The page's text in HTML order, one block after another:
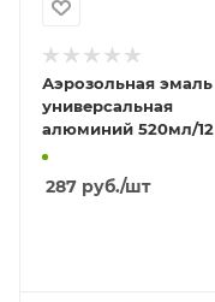
Аэрозольная эмаль
универсальная
алюминий 520мл/12
287 руб./шт